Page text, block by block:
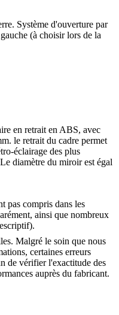
Système d'ouverture par
(à choisir lors de la
en retrait en ABS, avec
le retrait du cadre permet
éclairage des plus
diamètre du miroir est égal
pas compris dans les
ainsi que nombreux
Malgré le soin que nous
certaines erreurs
de vérifier l'exactitude des
auprès du fabricant.